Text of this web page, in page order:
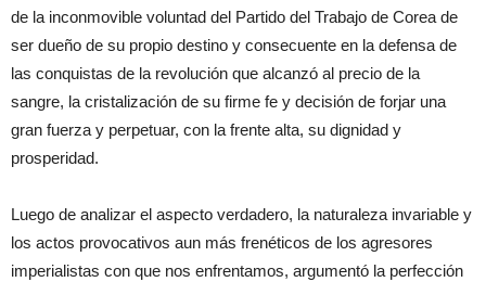
de la inconmovible voluntad del Partido del Trabajo de Corea de
ser dueño de su propio destino y consecuente en la defensa de
las conquistas de la revolución que alcanzó al precio de la
sangre, la cristalización de su firme fe y decisión de forjar una
gran fuerza y perpetuar, con la frente alta, su dignidad y
prosperidad.
Luego de analizar el aspecto verdadero, la naturaleza invariable y
los actos provocativos aun más frenéticos de los agresores
imperialistas con que nos enfrentamos, argumentó la perfección